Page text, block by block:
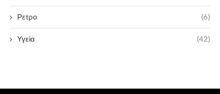
Ρετρο (6)
Υγεία (42)